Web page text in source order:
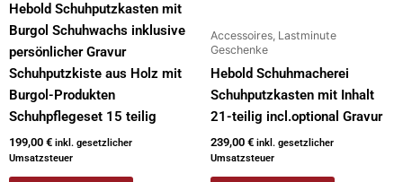
Hebold Schuhputzkasten mit
Burgol Schuhwachs inklusive
persönlicher Gravur
Schuhputzkiste aus Holz mit
Burgol-Produkten
Schuhpflegeset 15 teilig
199,00 € inkl. gesetzlicher
Umsatzsteuer
Accessoires, Lastminute
Geschenke
Hebold Schuhmacherei
Schuhputzkasten mit Inhalt
21-teilig incl.optional Gravur
239,00 € inkl. gesetzlicher
Umsatzsteuer